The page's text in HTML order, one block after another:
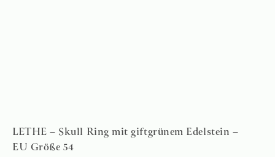
LETHE – Skull Ring mit giftgrünem Edelstein –
EU Größe 54